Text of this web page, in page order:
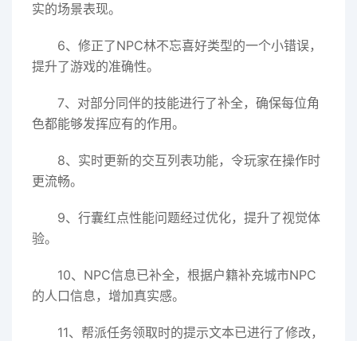
实的场景表现。
6、修正了NPC林不忘喜好类型的一个小错误，
提升了游戏的准确性。
7、对部分同伴的技能进行了补全，确保每位角
色都能够发挥应有的作用。
8、实时更新的交互列表功能，令玩家在操作时
更流畅。
9、行囊红点性能问题经过优化，提升了视觉体
验。
10、NPC信息已补全，根据户籍补充城市NPC
的人口信息，增加真实感。
11、帮派任务领取时的提示文本已进行了修改，